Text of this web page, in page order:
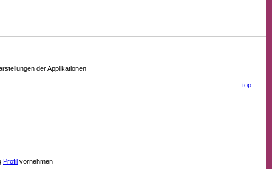
der Applikationen
top
Profil vornehmen